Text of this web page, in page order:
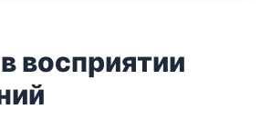
восприятии